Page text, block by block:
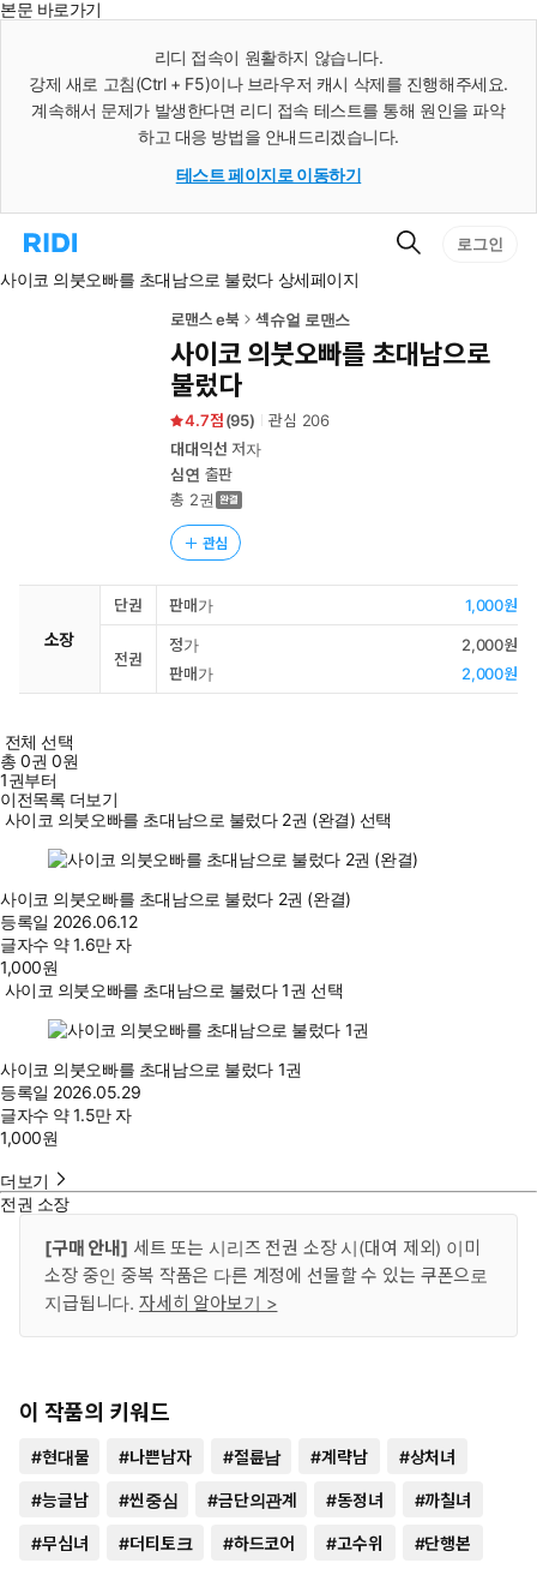
본문 바로가기
리디 접속이 원활하지 않습니다.
강제 새로 고침(Ctrl + F5)이나 브라우저 캐시 삭제를 진행해주세요.
계속해서 문제가 발생한다면 리디 접속 테스트를 통해 원인을 파악
하고 대응 방법을 안내드리겠습니다.
테스트 페이지로 이동하기
리
홈
검
로그인
사이코 의붓오빠를 초대남으로 불렀다 상세페이지
로맨스 e북 섹슈얼 로맨스
사이코 의붓오빠를 초대남으로
불렀다
4.7 (95) 관심 206
대대익선 저자
심연 출판
총 2권
관심
소장
단권 판매가 1,000원
전권
정가
2,000원
판매가
2,000원
전체 선택
총0권 0원
1권부터
이전목록 더보기
사이코 의붓오빠를 초대남으로 불렀다 2권 (완결) 선택
사이코 의붓오빠를 초대남으로 불렀다 2권 (완결)
등록일 2026.06.12
글자수 약 1.6만 자
1,000원
사이코 의붓오빠를 초대남으로 불렀다 1권 선택
사이코 의붓오빠를 초대남으로 불렀다 1권
등록일 2026.05.29
글자수 약 1.5만 자
1,000원
더보기
전권 소장
[구매 안내] 세트 또는 시리즈 전권 소장 시(대여 제외) 이미
소장 중인 중복 작품은 다른 계정에 선물할 수 있는 쿠폰으로
지급됩니다. 자세히 알아보기 >
이 작품의 키워드
#현대물 #나쁜남자 #절륜남 #계략남 #상처녀
#능글남 #씬중심 #금단의관계 #동정녀 #까칠녀
#무심녀 #더티토크 #하드코어 #고수위 #단행본